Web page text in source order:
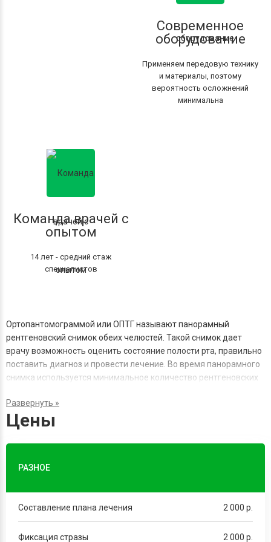
Современное
оборудование
Применяем передовую технику
и материалы, поэтому
вероятность осложнений
минимальна
Команда врачей с
опытом
14 лет - средний стаж
специалистов
Ортопантомограммой или ОПТГ называют панорамный
рентгеновский снимок обеих челюстей. Такой снимок дает
врачу возможность оценить состояние полости рта, правильно
поставить диагноз и провести лечение. Во время панорамного
снимка используется минимальное количество рентгеновских
пациента. Кроме того, наши специалисты принимают все
необходимые меры предосторожности, чтобы обеспечить вашу
безопасность во время проведения исследования.
информации. Внимательное его изучение позволяет увидеть:
кариозные поражения зубов;
Цены
РАЗНОЕ
Составление плана лечения 2 000 р.
Фиксация стразы 2 000 р.